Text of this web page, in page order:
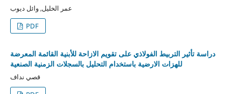
عمر الخليل, وائل ديوب
PDF
دراسة تأثير التربيط الفولاذي على تقويم الازاحة للأبنية القائمة المعرضة
للهزات الارضية باستخدام التحليل بالسجلات الزمنية الصنعية
قصي نداف